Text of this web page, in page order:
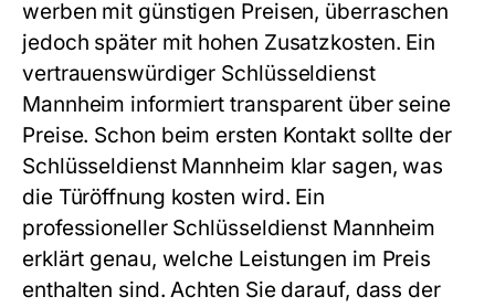
werben mit günstigen Preisen, überraschen
jedoch später mit hohen Zusatzkosten. Ein
vertrauenswürdiger Schlüsseldienst
Mannheim informiert transparent über seine
Preise. Schon beim ersten Kontakt sollte der
Schlüsseldienst Mannheim klar sagen, was
die Türöffnung kosten wird. Ein
professioneller Schlüsseldienst Mannheim
erklärt genau, welche Leistungen im Preis
enthalten sind. Achten Sie darauf, dass der